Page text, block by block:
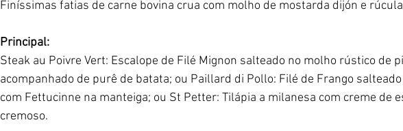
Finíssimas fatias de carne bovina crua com molho de mostarda dijón e
Principal:
Steak au Poivre Vert: Escalope de Filé Mignon salteado no molho rústico de
acompanhado de purê de batata; ou Paillard di Pollo: Filé de Frango
com Fettucinne na manteiga; ou St Petter: Tilápia a milanesa com creme de
cremoso.